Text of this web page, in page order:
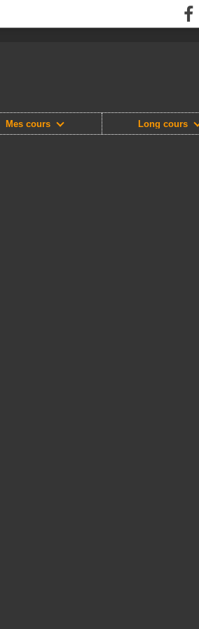
Mes cours Long cours